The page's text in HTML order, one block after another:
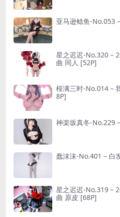
亚马逊鲶鱼-No.053
星之迟迟-No.320 –
曲 同人 [52P]
桜满三时-No.014 –
8P]
神楽坂真冬-No.229
蠢沫沫-No.401 – 白
星之迟迟-No.319 –
曲 原皮 [68P]